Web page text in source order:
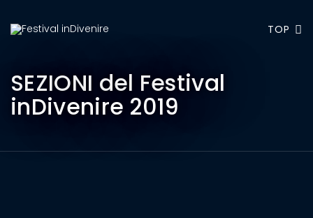
TOP
SEZIONI del Festival
inDivenire 2019